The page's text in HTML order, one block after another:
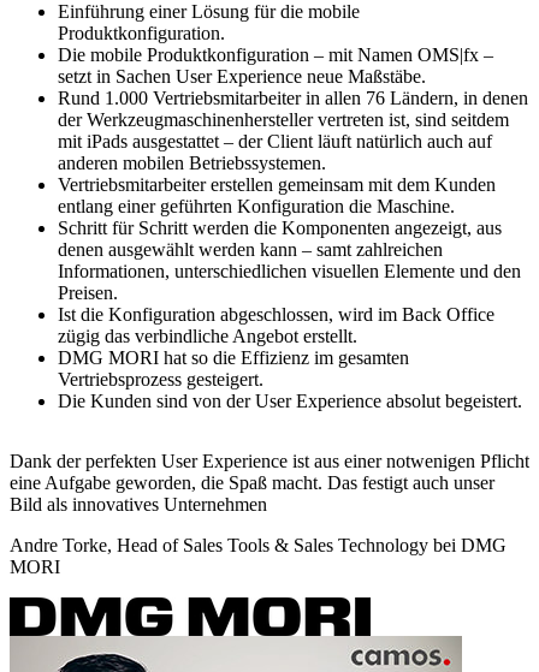
Einführung einer Lösung für die mobile
Produktkonfiguration.
Die mobile Produktkonfiguration – mit Namen OMS|fx –
setzt in Sachen User Experience neue Maßstäbe.
Rund 1.000 Vertriebsmitarbeiter in allen 76 Ländern, in denen
der Werkzeugmaschinenhersteller vertreten ist, sind seitdem
mit iPads ausgestattet – der Client läuft natürlich auch auf
anderen mobilen Betriebssystemen.
Vertriebsmitarbeiter erstellen gemeinsam mit dem Kunden
entlang einer geführten Konfiguration die Maschine.
Schritt für Schritt werden die Komponenten angezeigt, aus
denen ausgewählt werden kann – samt zahlreichen
Informationen, unterschiedlichen visuellen Elemente und den
Preisen.
Ist die Konfiguration abgeschlossen, wird im Back Office
zügig das verbindliche Angebot erstellt.
DMG MORI hat so die Effizienz im gesamten
Vertriebsprozess gesteigert.
Die Kunden sind von der User Experience absolut begeistert.
Dank der perfekten User Experience ist aus einer notwenigen Pflicht
eine Aufgabe geworden, die Spaß macht. Das festigt auch unser
Bild als innovatives Unternehmen
Andre Torke, Head of Sales Tools & Sales Technology bei DMG
MORI